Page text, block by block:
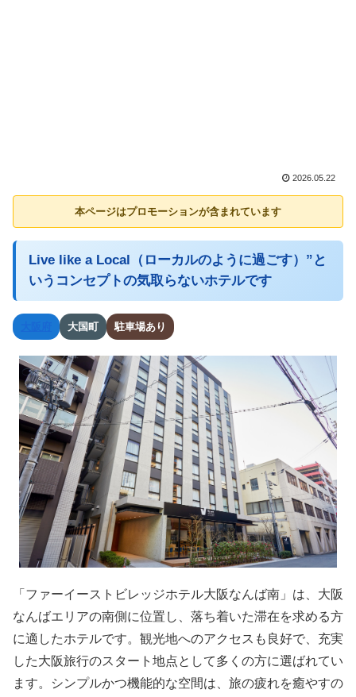
2026.05.22
本ページはプロモーションが含まれています
Live like a Local（ローカルのように過ごす）”と
いうコンセプトの気取らないホテルです
大国町 駐車場あり
「ファーイーストビレッジホテル大阪なんば南」は、大阪
なんばエリアの南側に位置し、落ち着いた滞在を求める方
に適したホテルです。観光地へのアクセスも良好で、充実
した大阪旅行のスタート地点として多くの方に選ばれてい
ます。シンプルかつ機能的な空間は、旅の疲れを癒やすの